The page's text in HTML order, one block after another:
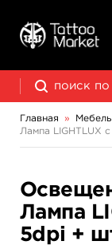
Главная »
Лампа LIGHTLUX
Лампа
5dpi +